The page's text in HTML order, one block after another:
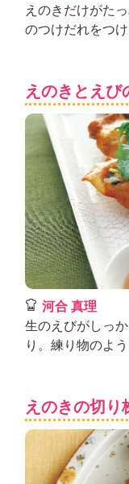
えのきだけがた
のつけだれをつけ
えのきとえび
河合 真理
生のえびがしっ
り。練り物のよ
えのきの切り